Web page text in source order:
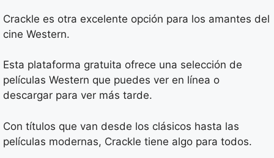
Crackle es otra excelente opción para los amantes del
cine Western.
Esta plataforma gratuita ofrece una selección de
películas Western que puedes ver en línea o
descargar para ver más tarde.
Con títulos que van desde los clásicos hasta las
películas modernas, Crackle tiene algo para todos.